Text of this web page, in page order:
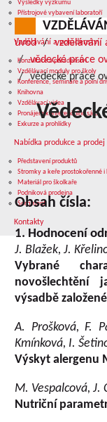
Výsledky výzkumu
Přístrojové vybavení laboratoří
Služby v oblasti výzkumu
Vzdělávání a poradenství
Konzultace a poradenství
Vzdělávací moduly pro školy
Konference, semináře a polní
Knihovna
Vzdělávací videa
Pronájem konferenčního sálu
Exkurze a prohlídky
Nabídka produkce a prodej
Představení produktů
Stromky a keře prostokořenné
Materiál pro školkaře
Podniková prodejna
Sortiment
Kontakty
úvod vzdělávání
vědecké práce
vědecké práce
Obsah čísla:
1. Hodnocení
J. Blažek, J.
Vybrané
novošlechtění
výsadbě
A. Prošková, F.
Kmínková, I.
Výskyt alergenu
M. Vespalcová, J.
Nutriční